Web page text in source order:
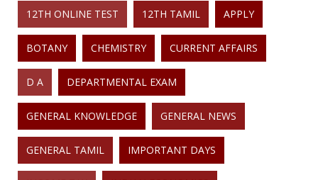
12TH ONLINE TEST 12TH TAMIL APPLY
BOTANY CHEMISTRY CURRENT AFFAIRS
D A DEPARTMENTAL EXAM
GENERAL KNOWLEDGE GENERAL NEWS
GENERAL TAMIL IMPORTANT DAYS